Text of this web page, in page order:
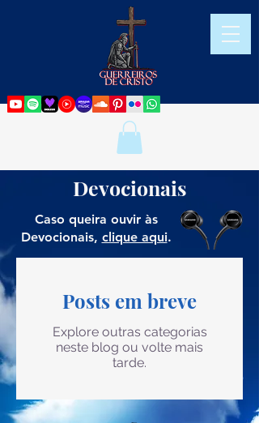
Devocionais
Caso queira ouvir às
Devocionais, clique aqui.
Posts em breve
Explore outras categorias
neste blog ou volte mais
tarde.